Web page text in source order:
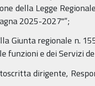
della Legge
2025-2027"”;
Giunta regionale n.
funzioni e dei Servizi
dirigente,